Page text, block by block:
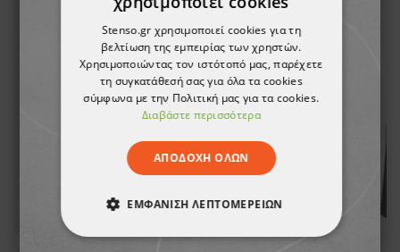
Stenso.gr χρησιμοποιεί cookies για τη
βελτίωση της εμπειρίας των χρηστών.
Χρησιμοποιώντας τον ιστότοπό μας, παρέχετε
τη συγκατάθεσή σας για όλα τα cookies
σύμφωνα με την Πολιτική μας για τα cookies.
Διαβάστε περισσότερα
ΑΠΟΔΟΧΉ ΌΛΩΝ
ΕΜΦΆΝΙΣΗ ΛΕΠΤΟΜΕΡΕΙΏΝ
ΑΠΟΛΎΤΩΣ ΑΠΑΡΑΊΤΗΤΑ